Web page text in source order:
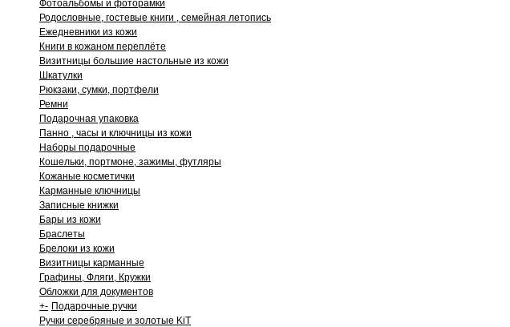
Фотоальбомы и фоторамки
Родословные, гостевые книги , семейная летопись
Ежедневники из кожи
Книги в кожаном переплёте
Визитницы большие настольные из кожи
Шкатулки
Рюкзаки, сумки, портфели
Ремни
Подарочная упаковка
Панно , часы и ключницы из кожи
Наборы подарочные
Кошельки, портмоне, зажимы, футляры
Кожаные косметички
Карманные ключницы
Записные книжки
Бары из кожи
Браслеты
Брелоки из кожи
Визитницы карманные
Графины, Фляги, Кружки
Обложки для документов
+- Подарочные ручки
Ручки серебряные и золотые KiT